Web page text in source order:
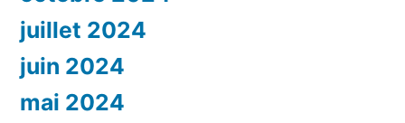
juillet 2024
juin 2024
mai 2024